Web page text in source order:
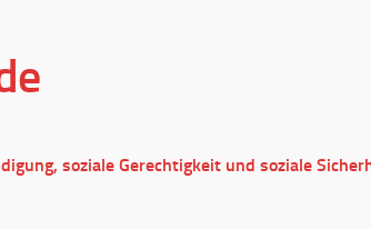
soziale Gerechtigkeit und soziale